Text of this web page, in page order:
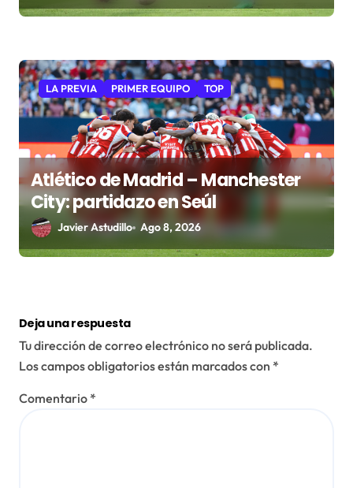
LA PREVIA PRIMER EQUIPO TOP
Atlético de Madrid – Manchester
City: partidazo en Seúl
Javier Astudillo Ago 8, 2026
Deja una respuesta
Tu dirección de correo electrónico no será publicada.
Los campos obligatorios están marcados con *
Comentario *